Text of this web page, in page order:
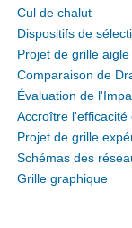
Cul de chalut
Dispositifs de
Projet de grille
Comparaison de
Évaluation de
Accroître l'efficacité
Projet de grille
Schémas des
Grille graphique